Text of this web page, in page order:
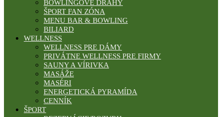
BOWLINGOVÉ DRÁHY
ŠPORT FAN ZÓNA
MENU BAR & BOWLING
BILIARD
WELLNESS
WELLNESS PRE DÁMY
PRIVÁTNE WELLNESS PRE FIRMY
SAUNY A VÍRIVKA
MASÁŽE
MASÉRI
ENERGETICKÁ PYRAMÍDA
CENNÍK
ŠPORT